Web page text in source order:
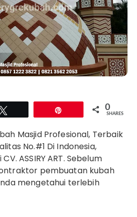
0
SHARES
Masjid Profesional, Terbaik
No.#1 Di Indonesia,
ASSIRY ART. Sebelum
pembuatan kubah
mengetahui terlebih